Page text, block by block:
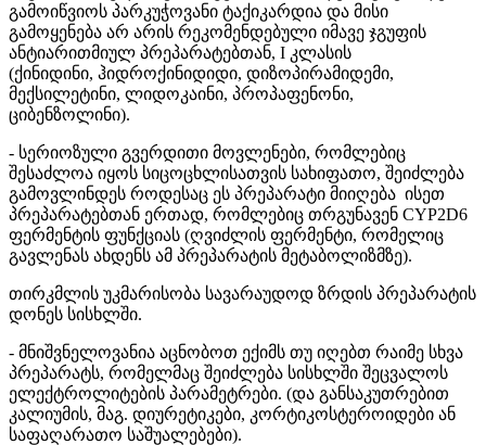
გამოიწვიოს პარკუჭოვანი ტაქიკარდია და მისი
გამოყენება არ არის რეკომენდებული იმავე ჯგუფის
ანტიარითმიულ პრეპარატებთან, I კლასის
(ქინიდინი, ჰიდროქინიდიდი, დიზოპირამიდემი,
მექსილეტინი, ლიდოკაინი, პროპაფენონი,
ციბენზოლინი).
- სერიოზული გვერდითი მოვლენები, რომლებიც
შესაძლოა იყოს სიცოცხლისათვის სახიფათო, შეიძლება
გამოვლინდეს როდესაც ეს პრეპარატი მიიღება ისეთ
პრეპარატებთან ერთად, რომლებიც თრგუნავენ CYP2D6
ფერმენტის ფუნქციას (ღვიძლის ფერმენტი, რომელიც
გავლენას ახდენს ამ პრეპარატის მეტაბოლიზმზე).
თირკმლის უკმარისობა სავარაუდოდ ზრდის პრეპარატის
დონეს სისხლში.
- მნიშვნელოვანია აცნობოთ ექიმს თუ იღებთ რაიმე სხვა
პრეპარატს, რომელმაც შეიძლება სისხლში შეცვალოს
ელექტროლიტების პარამეტრები. (და განსაკუთრებით
კალიუმის, მაგ. დიურეტიკები, კორტიკოსტეროიდები ან
საფაღარათო საშუალებები).